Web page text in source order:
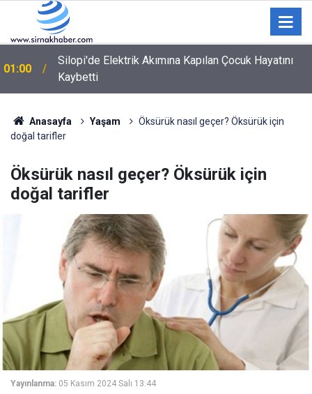
01:00
Silopi'de Elektrik Akımına Kapılan Çocuk Hayatını
Kaybetti
00:12
Şırnak'ta Büyükbaş Hayvan Çiftliği İçin Arazi Etüdü
Yapıldı
Anasayfa Yaşam
Öksürük nasıl geçer? Öksürük için
doğal tarifler
Öksürük nasıl geçer? Öksürük için
doğal tarifler
Yayınlanma: 05 Kasım 2024 Salı 13:44